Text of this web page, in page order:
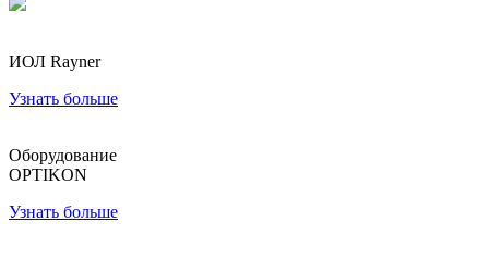
ИОЛ Rayner
Узнать больше
Оборудование
OPTIKON
Узнать больше